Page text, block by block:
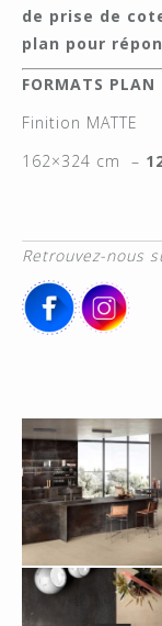
de prise de
plan pour
FORMATS
Finition MATTE
162×324 cm –
Retrouvez-nous